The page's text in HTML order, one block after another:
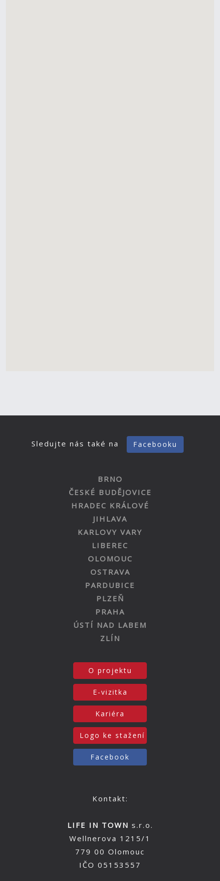
Sledujte nás také na Facebooku
BRNO
ČESKÉ BUDĚJOVICE
HRADEC KRÁLOVÉ
JIHLAVA
KARLOVY VARY
LIBEREC
OLOMOUC
OSTRAVA
PARDUBICE
PLZEŇ
PRAHA
ÚSTÍ NAD LABEM
ZLÍN
O projektu
E-vizitka
Kariéra
Logo ke stažení
Facebook
Kontakt:
LIFE IN TOWN s.r.o.
Wellnerova 1215/1
779 00 Olomouc
IČO 05153557